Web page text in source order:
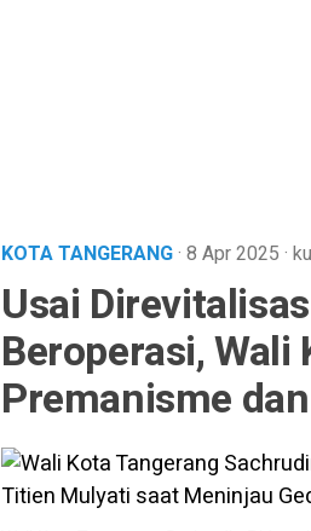
KOTA TANGERANG· 8 Apr 2025 ·
Usai
Beroperasi, Wali
Premanisme